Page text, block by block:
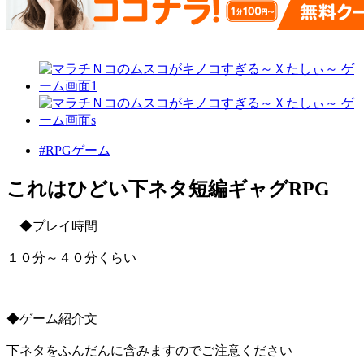
#RPGゲーム
これはひどい下ネタ短編ギャグRPG
◆プレイ時間
１０分～４０分くらい
◆ゲーム紹介文
下ネタをふんだんに含みますのでご注意ください